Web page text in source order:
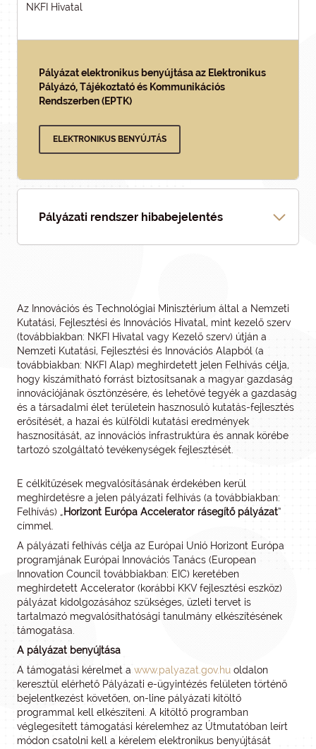
NKFI Hivatal
Pályázat elektronikus benyújtása az Elektronikus
Pályázó, Tájékoztató és Kommunikációs
Rendszerben (EPTK)
ELEKTRONIKUS BENYÚJTÁS
Pályázati rendszer hibabejelentés
Az Innovációs és Technológiai Minisztérium által a Nemzeti
Kutatási, Fejlesztési és Innovációs Hivatal, mint kezelő szerv
(továbbiakban: NKFI Hivatal vagy Kezelő szerv) útján a
Nemzeti Kutatási, Fejlesztési és Innovációs Alapból (a
továbbiakban: NKFI Alap) meghirdetett jelen Felhívás célja,
hogy kiszámítható forrást biztosítsanak a magyar gazdaság
innovációjának ösztönzésére, és lehetővé tegyék a gazdaság
és a társadalmi élet területein hasznosuló kutatás-fejlesztés
erősítését, a hazai és külföldi kutatási eredmények
hasznosítását, az innovációs infrastruktúra és annak körébe
tartozó szolgáltató tevékenységek fejlesztését.
E célkitűzések megvalósításának érdekében kerül
meghirdetésre a jelen pályázati felhívás (a továbbiakban:
Felhívás) „Horizont Európa Accelerator rásegítő pályázat”
címmel.
A pályázati felhívás célja az Európai Unió Horizont Európa
programjának Európai Innovációs Tanács (European
Innovation Council továbbiakban: EIC) keretében
meghirdetett Accelerator (korábbi KKV fejlesztési eszköz)
pályázat kidolgozásához szükséges, üzleti tervet is
tartalmazó megvalósíthatósági tanulmány elkészítésének
támogatása.
A pályázat benyújtása
A támogatási kérelmet a www.palyazat.gov.hu oldalon
keresztül elérhető Pályázati e-ügyintézés felületen történő
bejelentkezést követően, on-line pályázati kitöltő
programmal kell elkészíteni. A kitöltő programban
véglegesített támogatási kérelemhez az Útmutatóban leírt
módon csatolni kell a kérelem elektronikus benyújtását